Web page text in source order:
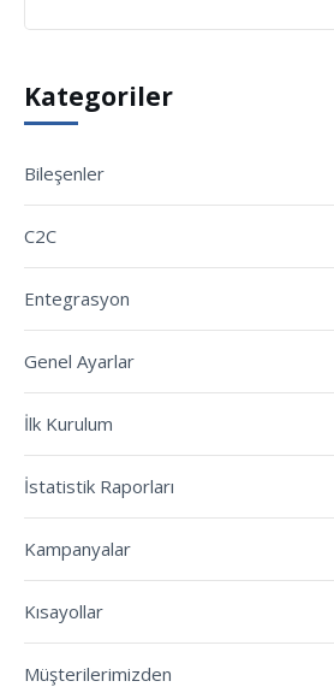
Kategoriler
Bileşenler
C2C
Entegrasyon
Genel Ayarlar
İlk Kurulum
İstatistik Raporları
Kampanyalar
Kısayollar
Müşterilerimizden